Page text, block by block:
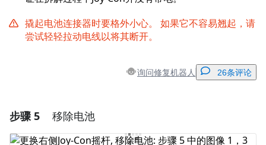
撬起电池连接器时要格外小心。 如果它不容易翘起，请
尝试轻轻拉动电线以将其断开。
询问修复机器人 26条评论
步骤 5 移除电池